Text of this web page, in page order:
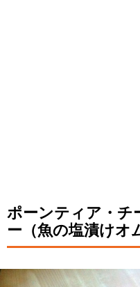
ポーンティア・チ
ー（魚の塩漬けオ